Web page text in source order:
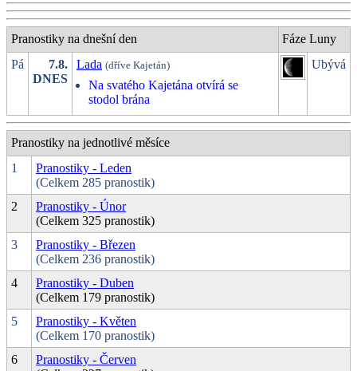
Pranostiky na dnešní den
Fáze Luny
Pá
7.8.
DNES
Lada (dříve Kajetán)
Na svatého Kajetána otvírá se
stodol brána
Ubývá
Pranostiky na jednotlivé měsíce
1
Pranostiky - Leden
(Celkem 285 pranostik)
2
Pranostiky - Únor
(Celkem 325 pranostik)
3
Pranostiky - Březen
(Celkem 236 pranostik)
4
Pranostiky - Duben
(Celkem 179 pranostik)
5
Pranostiky - Květen
(Celkem 170 pranostik)
6
Pranostiky - Červen